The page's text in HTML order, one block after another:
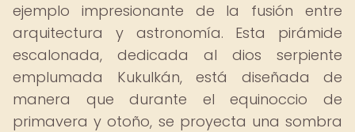
ejemplo impresionante de la fusión entre
arquitectura y astronomía. Esta pirámide
escalonada, dedicada al dios serpiente
emplumada Kukulkán, está diseñada de
manera que durante el equinoccio de
primavera y otoño, se proyecta una sombra